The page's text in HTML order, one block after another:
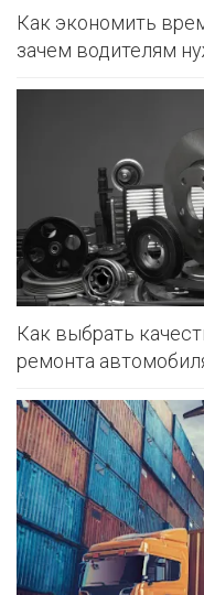
Как экономить
зачем водителям
Как выбрать
ремонта